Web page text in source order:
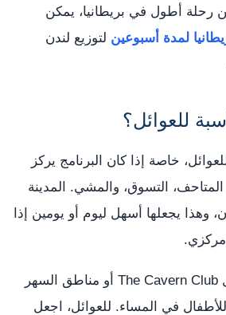
رحلة أطول في بريطانيا، يمكن
لمدة أسبوعين لتوزيع لندن
للعوائل؟
خاصة إذا كان البرنامج يركز
المتاحف، التسوق، والمشي. المدينة
يجعلها أسهل ليوم أو يومين إذا
لكن بعض الأماكن مثل The Cavern Club أو مناطق السهر
في المساء. للعوائل، اجعل